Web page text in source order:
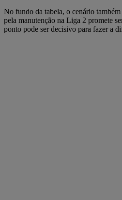
No fundo da tabela, o cenário
pela manutenção na Liga 2 promete
ponto pode ser decisivo para fazer a